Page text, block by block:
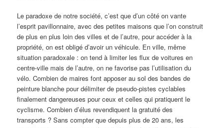
Le paradoxe de notre société, c’est que d’un côté on vante
l’esprit pavillonnaire, avec des petites maisons que l’on construit
de plus en plus loin des villes et de l’autre, pour accéder à la
propriété, on est obligé d’avoir un véhicule. En ville, même
situation paradoxale : on tend à limiter les flux de voitures en
centre-ville mais de l’autre, on ne favorise pas l’utilisation du
vélo. Combien de maires font apposer au sol des bandes de
peinture blanche pour délimiter de pseudo-pistes cyclables
finalement dangereuses pour ceux et celles qui pratiquent le
cyclisme. Combien d’élus revendiquent la gratuité des
transports ? Sans compter que depuis plus de 20 ans, les